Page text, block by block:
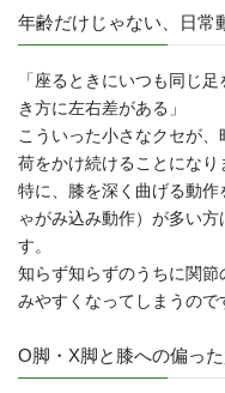
年齢だけじゃない、日常
「座るときにいつも同じ
き方に左右差がある」
こういった小さなクセが
荷をかけ続けることになり
特に、膝を深く曲げる動
ゃがみ込み動作）が多い
す。
知らず知らずのうちに関
みやすくなってしまうので
O脚・X脚と膝への偏っ